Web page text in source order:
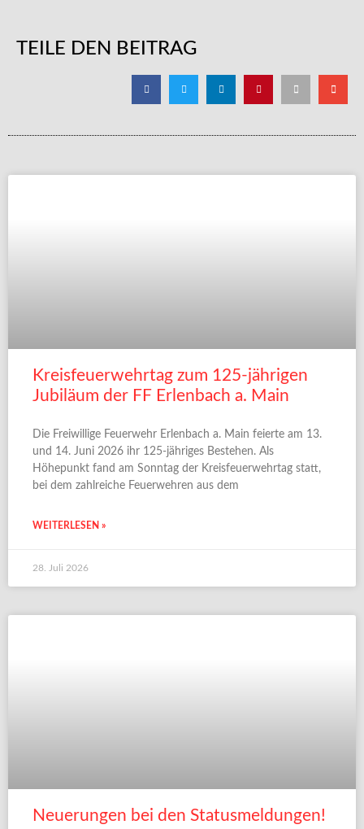
TEILE DEN BEITRAG
Kreisfeuerwehrtag zum 125-jährigen
Jubiläum der FF Erlenbach a. Main
Die Freiwillige Feuerwehr Erlenbach a. Main feierte am 13.
und 14. Juni 2026 ihr 125-jähriges Bestehen. Als
Höhepunkt fand am Sonntag der Kreisfeuerwehrtag statt,
bei dem zahlreiche Feuerwehren aus dem
WEITERLESEN »
28. Juli 2026
Neuerungen bei den Statusmeldungen!